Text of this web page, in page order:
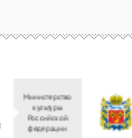
Министерство
Российской
федерации